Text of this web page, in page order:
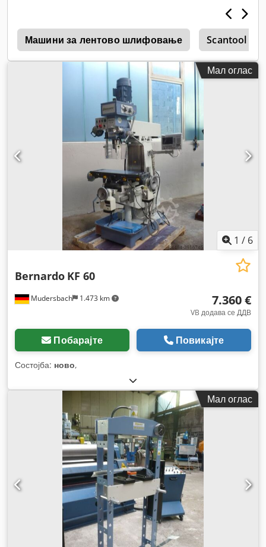
Машини за лентово шлифовање Scantool
Мал оглас
1 / 6
Mudersbach 1.473 km
Bernardo KF 60
7.360 €
VB додава се ДДВ
Побарајте Повикајте
Состојба: ново,
Мал оглас